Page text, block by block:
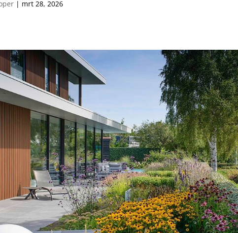
| mrt 28, 2026